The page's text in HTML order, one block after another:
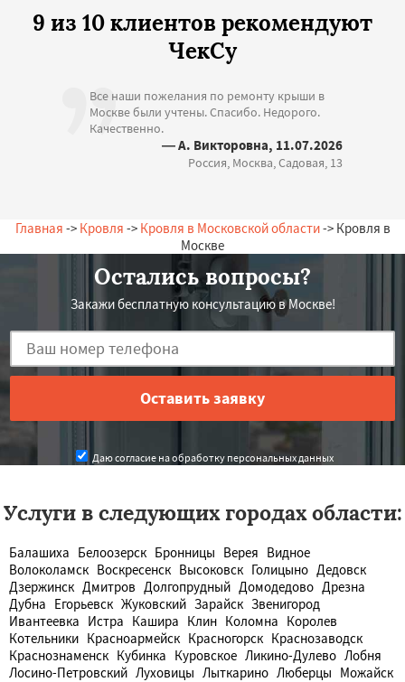
9 из 10 клиентов рекомендуют
ЧекСу
Все наши пожелания по ремонту крыши в
Москве были учтены. Спасибо. Недорого.
Качественно.
— А. Викторовна, 11.07.2026
Россия, Москва, Садовая, 13
Главная -> Кровля -> Кровля в Московской области-> Кровля в
Москве
Остались вопросы?
Закажи бесплатную консультацию в Москве!
Даю согласие на обработку персональных данных
Услуги в следующих городах области:
Балашиха Белоозерск Бронницы Верея Видное
Волоколамск Воскресенск Высоковск Голицыно Дедовск
Дзержинск Дмитров Долгопрудный Домодедово Дрезна
Дубна Егорьевск Жуковский Зарайск Звенигород
Ивантеевка Истра Кашира Клин Коломна Королев
Котельники Красноармейск Красногорск Краснозаводск
Краснознаменск Кубинка Куровское Ликино-Дулево Лобня
Лосино-Петровский Луховицы Лыткарино Люберцы Можайск